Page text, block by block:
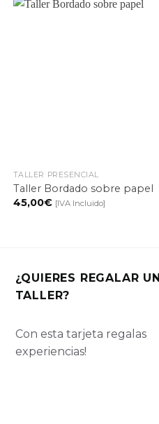
TALLER PRESENCIAL
Taller Bordado sobre papel
45,00€ [IVA Incluido]
¿QUIERES REGALAR UN
TALLER?
Con esta tarjeta regalas
experiencias!